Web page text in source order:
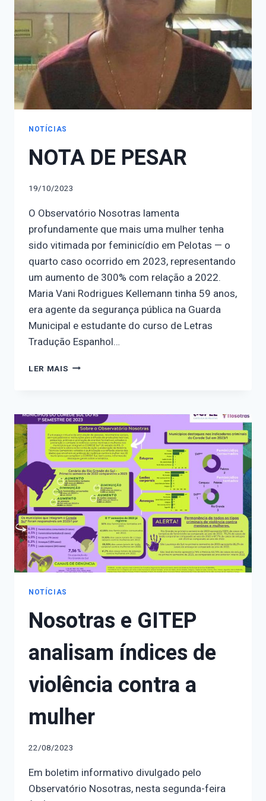
NOTÍCIAS
NOTA DE PESAR
19/10/2023
O Observatório Nosotras lamenta
profundamente que mais uma mulher tenha
sido vitimada por feminicídio em Pelotas — o
quarto caso ocorrido em 2023, representando
um aumento de 300% com relação a 2022.
Maria Vani Rodrigues Kellemann tinha 59 anos,
era agente da segurança pública na Guarda
Municipal e estudante do curso de Letras
Tradução Espanhol…
LER MAIS NOTA
NOTÍCIAS
Nosotras e GITEP
analisam índices de
violência contra a
mulher
22/08/2023
Em boletim informativo divulgado pelo
Observatório Nosotras, nesta segunda-feira